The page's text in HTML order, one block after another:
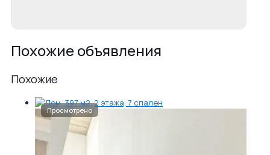
Похожие объявления
Похожие